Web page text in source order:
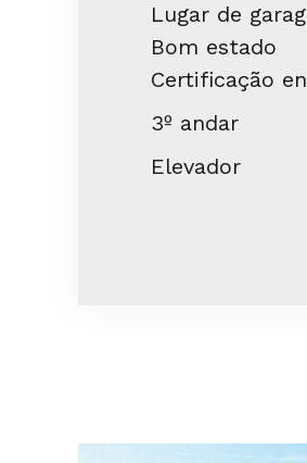
Lugar de
Bom estado
Certificação
3º andar
Elevador